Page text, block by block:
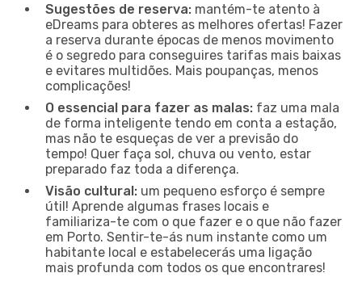
Sugestões de reserva: mantém-te atento à
eDreams para obteres as melhores ofertas! Fazer
a reserva durante épocas de menos movimento
é o segredo para conseguires tarifas mais baixas
e evitares multidões. Mais poupanças, menos
complicações!
O essencial para fazer as malas: faz uma mala
de forma inteligente tendo em conta a estação,
mas não te esqueças de ver a previsão do
tempo! Quer faça sol, chuva ou vento, estar
preparado faz toda a diferença.
Visão cultural: um pequeno esforço é sempre
útil! Aprende algumas frases locais e
familiariza-te com o que fazer e o que não fazer
em Porto. Sentir-te-ás num instante como um
habitante local e estabelecerás uma ligação
mais profunda com todos os que encontrares!